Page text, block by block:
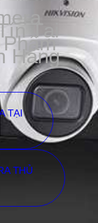
Tại
Hãng
TẠI
THỦ